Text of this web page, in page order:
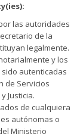
las autoridades
de la
legalmente.
y los
autenticadas
de Servicios
Justicia.
de cualquiera
autónomas o
Ministerio